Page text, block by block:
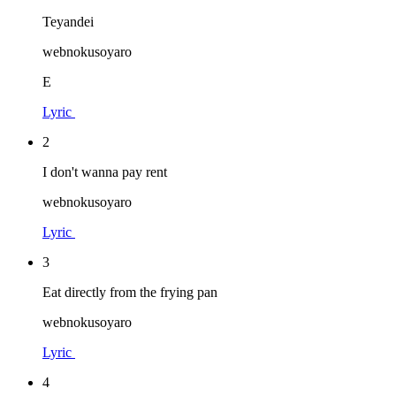
Teyandei
webnokusoyaro
E
Lyric
2
I don't wanna pay rent
webnokusoyaro
Lyric
3
Eat directly from the frying pan
webnokusoyaro
Lyric
4